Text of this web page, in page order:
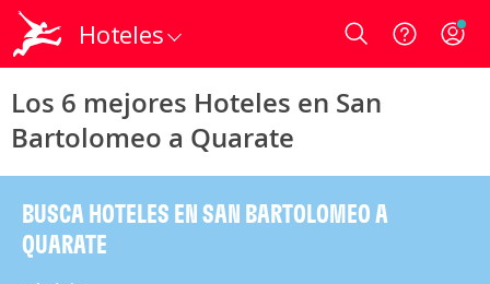
Hoteles Login
Los 6 mejores Hoteles en San
Bartolomeo a Quarate
BUSCA HOTELES EN SAN BARTOLOMEO A
QUARATE